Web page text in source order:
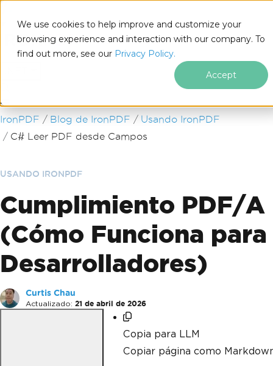
We use cookies to help improve and customize your
browsing experience and interaction with our company. To
find out more, see our Privacy Policy.
Accept
Saltar al pie de página
IronPDF Blog de IronPDF
Usando IronPDF
C# Leer PDF desde Campos
USANDO IRONPDF
Cumplimiento PDF/A
(Cómo Funciona para
Desarrolladores)
Curtis Chau
Actualizado: 21 de abril de 2026
Copia para LLM
Copiar página como